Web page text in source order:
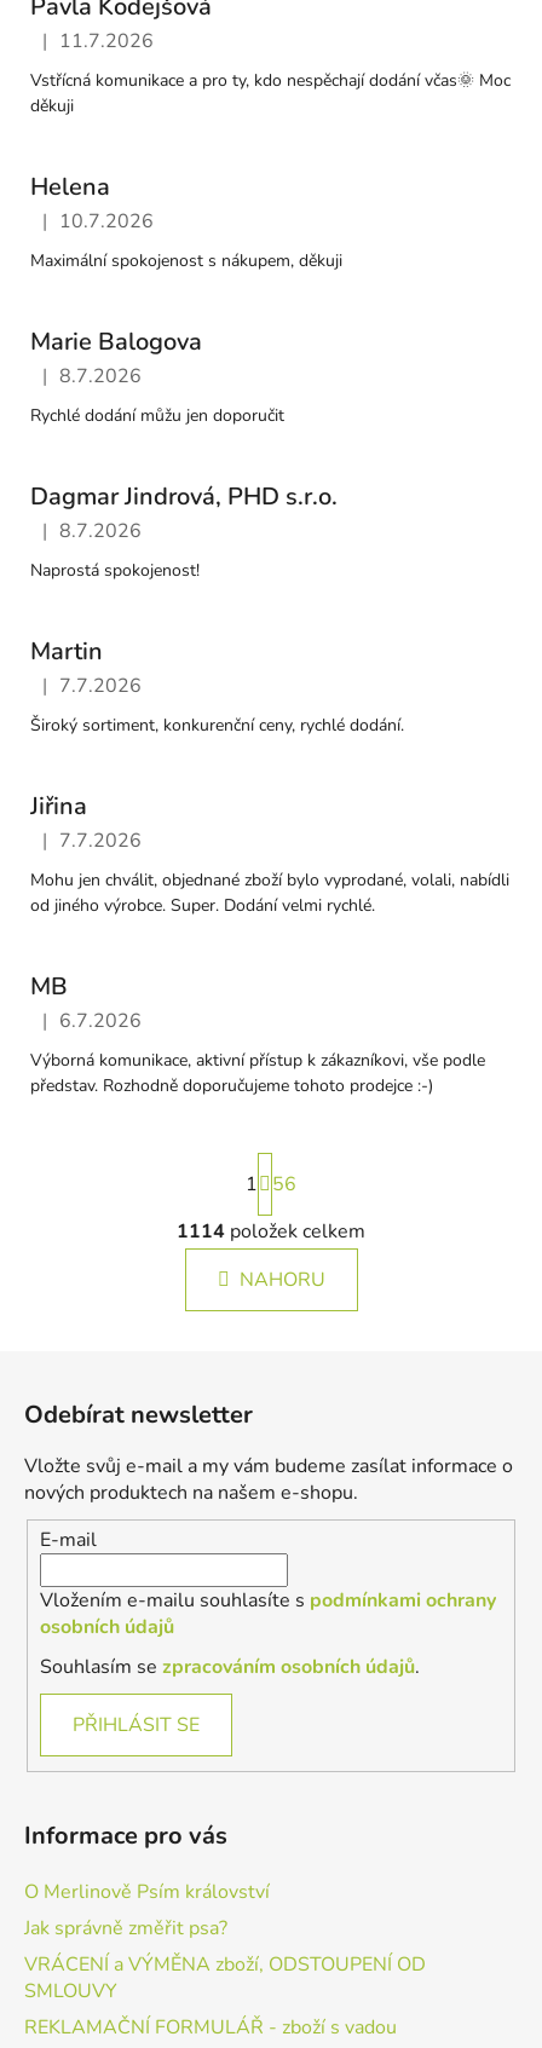
Pavla Kodejšová
Hodnocení obchodu je 5 z 5 hvězdiček.
| 11.7.2026
Vstřícná komunikace a pro ty, kdo nespěchají dodání včas🌞 Moc
děkuji
Helena
Hodnocení obchodu je 5 z 5 hvězdiček.
| 10.7.2026
Maximální spokojenost s nákupem, děkuji
Marie Balogova
Hodnocení obchodu je 5 z 5 hvězdiček.
| 8.7.2026
Rychlé dodání můžu jen doporučit
Dagmar Jindrová, PHD s.r.o.
Hodnocení obchodu je 5 z 5 hvězdiček.
| 8.7.2026
Naprostá spokojenost!
Martin
Hodnocení obchodu je 5 z 5 hvězdiček.
| 7.7.2026
Široký sortiment, konkurenční ceny, rychlé dodání.
Jiřina
Hodnocení obchodu je 5 z 5 hvězdiček.
| 7.7.2026
Mohu jen chválit, objednané zboží bylo vyprodané, volali, nabídli
od jiného výrobce. Super. Dodání velmi rychlé.
MB
Hodnocení obchodu je 5 z 5 hvězdiček.
| 6.7.2026
Výborná komunikace, aktivní přístup k zákazníkovi, vše podle
představ. Rozhodně doporučujeme tohoto prodejce :-)
O
v
l
á
p
r
v
y
v
ý
i
S
t
r
á
n
k
1
56
1114 položek celkem
NAHORU
Odebírat newsletter
Vložte svůj e-mail a my vám budeme zasílat informace o
nových produktech na našem e-shopu.
E-mail
Vložením e-mailu souhlasíte s podmínkami ochrany
osobních údajů
Souhlasím se zpracováním osobních údajů.
PŘIHLÁSIT SE
Informace pro vás
O Merlinově Psím království
Jak správně změřit psa?
VRÁCENÍ a VÝMĚNA zboží, ODSTOUPENÍ OD
SMLOUVY
REKLAMAČNÍ FORMULÁŘ - zboží s vadou